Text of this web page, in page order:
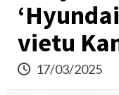
vietu
17/03/2025